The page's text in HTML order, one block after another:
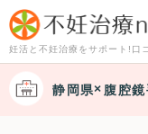
妊活と不妊治療をサポート!口
静岡県 腹腔鏡